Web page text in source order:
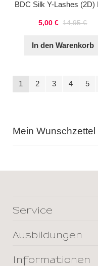
5,00 € 14,95 €
In den Warenkorb
Seite
Sie lesen gerade Seite
1 Seite
2 Seite
3 Seite
4 Seite
5
Mein Wunschzettel
Service
Ausbildungen
Informationen